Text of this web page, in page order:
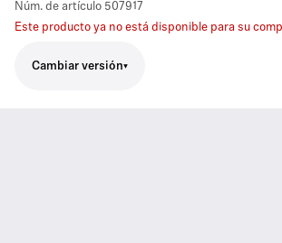
Núm. de artículo 507917
Este producto ya no está disponible para su
Cambiar versión